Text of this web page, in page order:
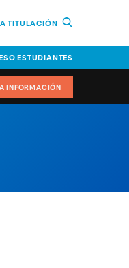
TITULACIÓN
ESTUDIANTES
INFORMACIÓN